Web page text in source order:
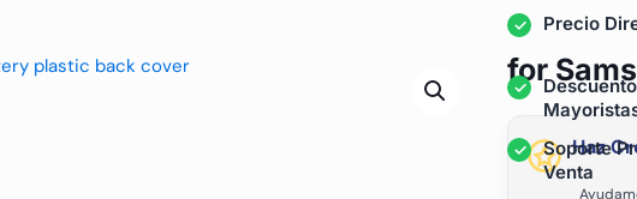
for
Haz
Precio
Soporte
Venta